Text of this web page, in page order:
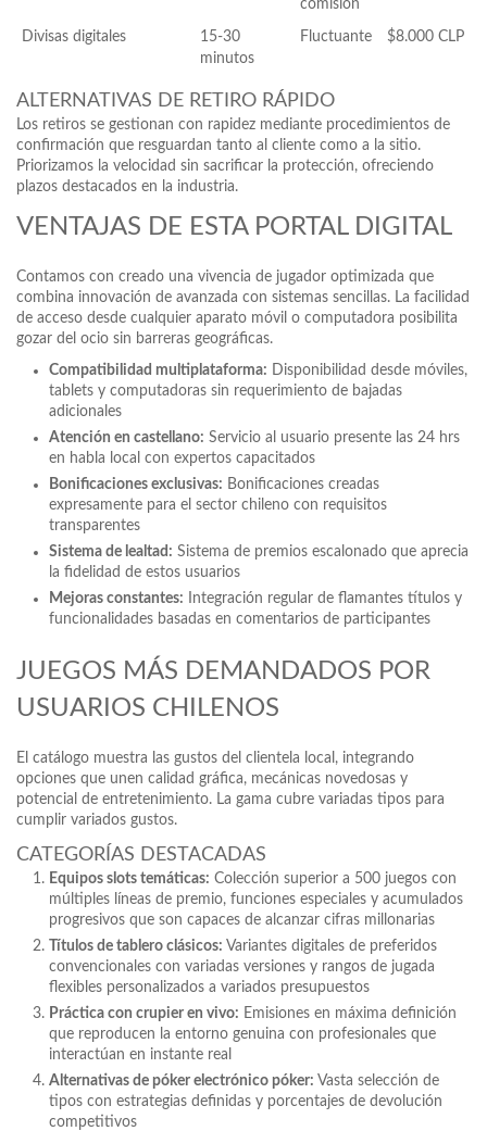
comisión
Divisas digitales
15-30
minutos
Fluctuante $8.000 CLP
ALTERNATIVAS DE RETIRO RÁPIDO
Los retiros se gestionan con rapidez mediante procedimientos de
confirmación que resguardan tanto al cliente como a la sitio.
Priorizamos la velocidad sin sacrificar la protección, ofreciendo
plazos destacados en la industria.
VENTAJAS DE ESTA PORTAL DIGITAL
Contamos con creado una vivencia de jugador optimizada que
combina innovación de avanzada con sistemas sencillas. La facilidad
de acceso desde cualquier aparato móvil o computadora posibilita
gozar del ocio sin barreras geográficas.
Compatibilidad multiplataforma: Disponibilidad desde móviles,
tablets y computadoras sin requerimiento de bajadas
adicionales
Atención en castellano: Servicio al usuario presente las 24 hrs
en habla local con expertos capacitados
Bonificaciones exclusivas: Bonificaciones creadas
expresamente para el sector chileno con requisitos
transparentes
Sistema de lealtad: Sistema de premios escalonado que aprecia
la fidelidad de estos usuarios
Mejoras constantes: Integración regular de flamantes títulos y
funcionalidades basadas en comentarios de participantes
JUEGOS MÁS DEMANDADOS POR
USUARIOS CHILENOS
El catálogo muestra las gustos del clientela local, integrando
opciones que unen calidad gráfica, mecánicas novedosas y
potencial de entretenimiento. La gama cubre variadas tipos para
cumplir variados gustos.
CATEGORÍAS DESTACADAS
Equipos slots temáticas: Colección superior a 500 juegos con
múltiples líneas de premio, funciones especiales y acumulados
progresivos que son capaces de alcanzar cifras millonarias
Títulos de tablero clásicos: Variantes digitales de preferidos
convencionales con variadas versiones y rangos de jugada
flexibles personalizados a variados presupuestos
Práctica con crupier en vivo: Emisiones en máxima definición
que reproducen la entorno genuina con profesionales que
interactúan en instante real
Alternativas de póker electrónico póker: Vasta selección de
tipos con estrategias definidas y porcentajes de devolución
competitivos